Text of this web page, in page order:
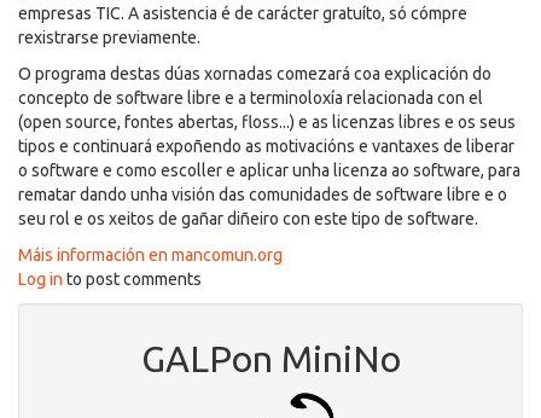
empresas TIC. A asistencia é de carácter gratuíto, só cómpre
rexistrarse previamente.
O programa destas dúas xornadas comezará coa explicación do
concepto de software libre e a terminoloxía relacionada con el
(open source, fontes abertas, floss...) e as licenzas libres e os seus
tipos e continuará expoñendo as motivacións e vantaxes de liberar
o software e como escoller e aplicar unha licenza ao software, para
rematar dando unha visión das comunidades de software libre e o
seu rol e os xeitos de gañar diñeiro con este tipo de software.
Máis información en mancomun.org
Log in to post comments
GALPon MiniNo